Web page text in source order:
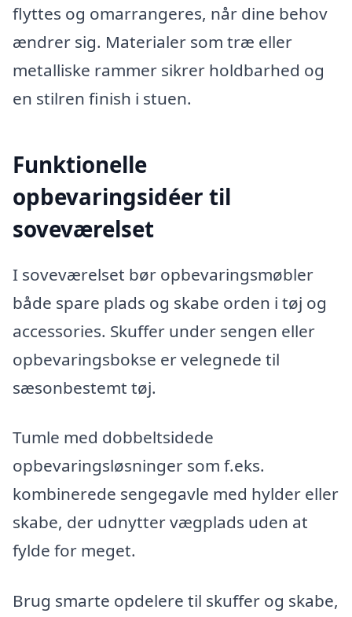
flyttes og omarrangeres, når dine behov
ændrer sig. Materialer som træ eller
metalliske rammer sikrer holdbarhed og
en stilren finish i stuen.
Funktionelle
opbevaringsidéer til
soveværelset
I soveværelset bør opbevaringsmøbler
både spare plads og skabe orden i tøj og
accessories. Skuffer under sengen eller
opbevaringsbokse er velegnede til
sæsonbestemt tøj.
Tumle med dobbeltsidede
opbevaringsløsninger som f.eks.
kombinerede sengegavle med hylder eller
skabe, der udnytter vægplads uden at
fylde for meget.
Brug smarte opdelere til skuffer og skabe,